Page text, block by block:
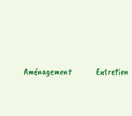
Aménagement Entretien